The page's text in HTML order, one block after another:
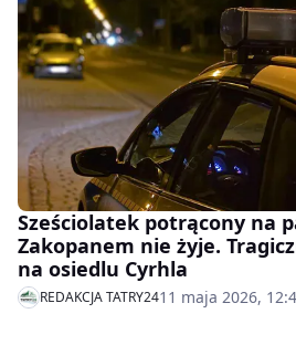
Sześciolatek potrącony na
Zakopanem nie żyje.
na osiedlu Cyrhla
REDAKCJA TATRY2411 maja 2026,